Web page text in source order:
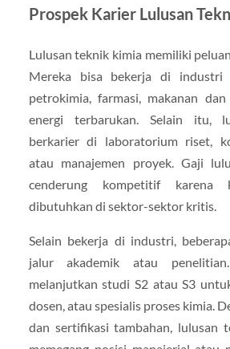
Prospek Karier Lulusan
Lulusan teknik kimia memiliki
Mereka bisa bekerja di industri
petrokimia, farmasi, makanan
energi terbarukan. Selain itu,
berkarier di laboratorium riset,
atau manajemen proyek. Gaji
cenderung kompetitif karena
dibutuhkan di sektor-sektor kritis.
Selain bekerja di industri,
jalur akademik atau
melanjutkan studi S2 atau S3
dosen, atau spesialis proses kimia.
dan sertifikasi tambahan, lulusan